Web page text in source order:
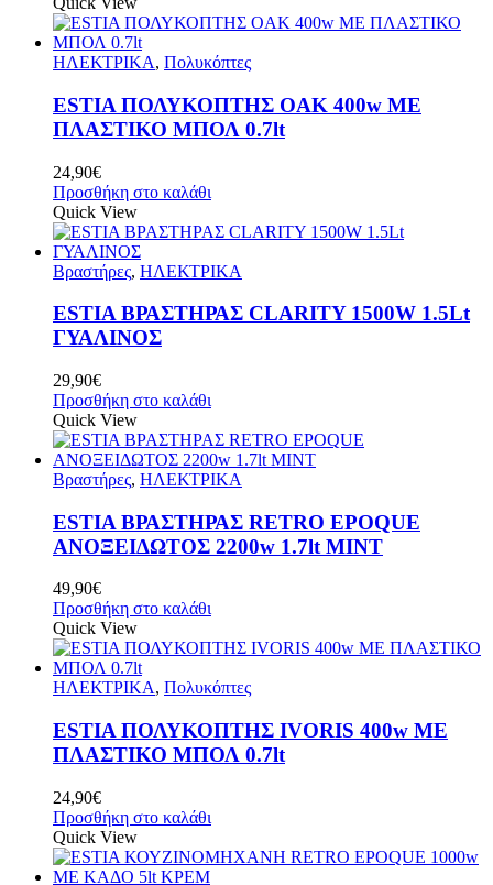
ΗΛΕΚΤΡΙΚΑ, Πολυκόπτες
ESTIA ΠΟΛΥΚΟΠΤΗΣ OAK 400w ΜΕ
ΠΛΑΣΤΙΚΟ ΜΠΟΛ 0.7lt
24,90€
Προσθήκη στο καλάθι
Quick View
Βραστήρες, ΗΛΕΚΤΡΙΚΑ
ESTIA ΒΡΑΣΤΗΡΑΣ CLARITY 1500W 1.5Lt
ΓΥΑΛΙΝΟΣ
29,90€
Προσθήκη στο καλάθι
Quick View
Βραστήρες, ΗΛΕΚΤΡΙΚΑ
ESTIA ΒΡΑΣΤΗΡΑΣ RETRO EPOQUE
ΑΝΟΞΕΙΔΩΤΟΣ 2200w 1.7lt MINT
49,90€
Προσθήκη στο καλάθι
Quick View
ΗΛΕΚΤΡΙΚΑ, Πολυκόπτες
ESTIA ΠΟΛΥΚΟΠΤΗΣ IVORIS 400w ΜΕ
ΠΛΑΣΤΙΚΟ ΜΠΟΛ 0.7lt
24,90€
Προσθήκη στο καλάθι
Quick View